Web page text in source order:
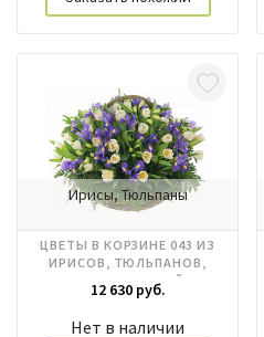
Ирисы, Тюльпаны
ЦВЕТЫ В КОРЗИНЕ 043 ИЗ
ИРИСОВ, ТЮЛЬПАНОВ,
АЛЬСТРОМЕРИЙ
12 630 руб.
Нет в наличии